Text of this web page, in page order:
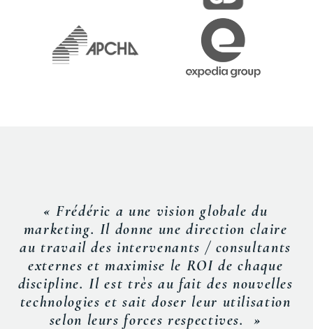
« Frédéric a une vision globale du
marketing. Il donne une direction claire
au travail des intervenants / consultants
externes et maximise le ROI de chaque
discipline. Il est très au fait des nouvelles
technologies et sait doser leur utilisation
selon leurs forces respectives. »